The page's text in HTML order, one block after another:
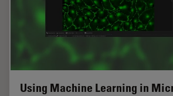
Using Machine Learning in